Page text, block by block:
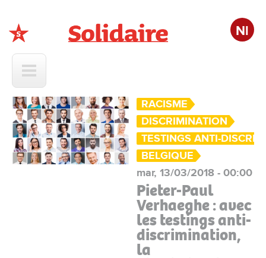
Nl
RACISME
DISCRIMINATION
TESTINGS ANTI-
BELGIQUE
mar, 13/03/2018 - 00:00
Pieter-Paul
Verhaeghe : avec
les testings anti-
discrimination,
la